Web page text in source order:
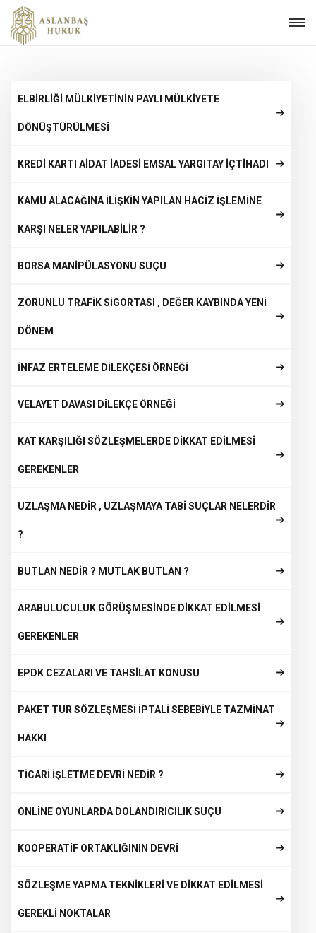
ELBİRLİĞİ MÜLKİYETİNİN PAYLI MÜLKİYETE
DÖNÜŞTÜRÜLMESİ
KREDİ KARTI AİDAT İADESİ EMSAL YARGITAY İÇTİHADI
KAMU ALACAĞINA İLİŞKİN YAPILAN HACİZ İŞLEMİNE
KARŞI NELER YAPILABİLİR ?
BORSA MANİPÜLASYONU SUÇU
ZORUNLU TRAFİK SİGORTASI , DEĞER KAYBINDA YENİ
DÖNEM
İNFAZ ERTELEME DİLEKÇESİ ÖRNEĞİ
VELAYET DAVASI DİLEKÇE ÖRNEĞİ
KAT KARŞILIĞI SÖZLEŞMELERDE DİKKAT EDİLMESİ
GEREKENLER
UZLAŞMA NEDİR , UZLAŞMAYA TABİ SUÇLAR NELERDİR
?
BUTLAN NEDİR ? MUTLAK BUTLAN ?
ARABULUCULUK GÖRÜŞMESİNDE DİKKAT EDİLMESİ
GEREKENLER
EPDK CEZALARI VE TAHSİLAT KONUSU
PAKET TUR SÖZLEŞMESİ İPTALİ SEBEBİYLE TAZMİNAT
HAKKI
TİCARİ İŞLETME DEVRİ NEDİR ?
ONLİNE OYUNLARDA DOLANDIRICILIK SUÇU
KOOPERATİF ORTAKLIĞININ DEVRİ
SÖZLEŞME YAPMA TEKNİKLERİ VE DİKKAT EDİLMESİ
GEREKLİ NOKTALAR